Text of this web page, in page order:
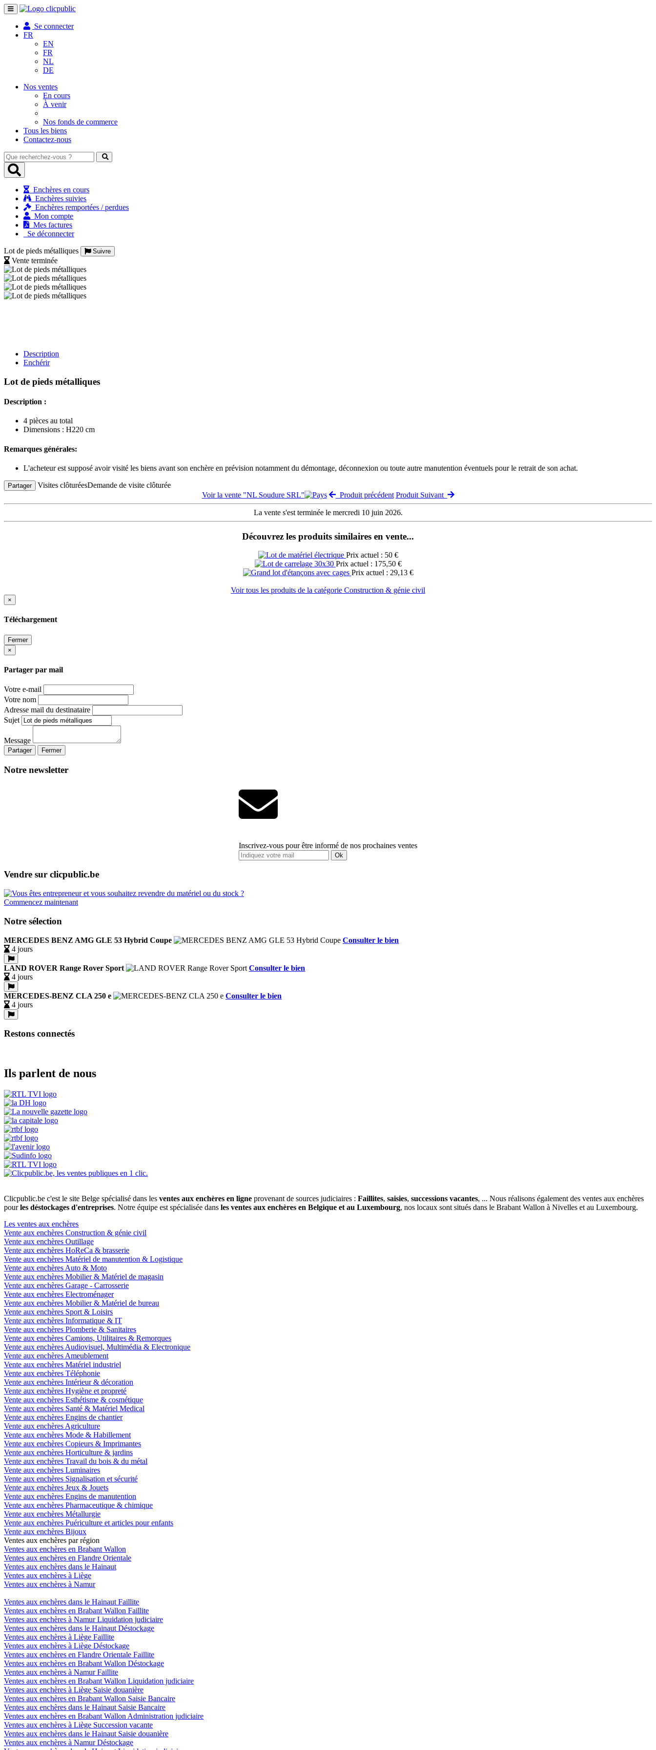
Toggle
navigation
Se connecter
FR
EN
FR
NL
DE
Nos ventes
En cours
À venir
Nos fonds de commerce
Tous les biens
Contactez-nous
Que
recherchez-
vous
Enchères en cours
Enchères suivies
Enchères remportées / perdues
Mon compte
Mes factures
Se déconnecter
Lot de pieds métalliques Suivre
Vente terminée
Description
Enchérir
Lot de pieds métalliques
Description :
4 pièces au total
Dimensions : H220 cm
Remarques générales:
L'acheteur est supposé avoir visité les biens avant son enchère en prévision notamment du démontage, déconnexion ou toute autre manutention éventuels pour le retrait de son achat.
Partager Visites clôturéesDemande de visite clôturée
Voir la vente "NL Soudure SRL"
Produit précédent Produit Suivant
La vente s'est terminée le mercredi 10 juin 2026.
Découvrez les produits similaires en vente...
Prix actuel : 50 €
Prix actuel : 175,50 €
Prix actuel : 29,13 €
Voir tous les produits de la catégorie Construction & génie civil
×
Téléchargement
Fermer
×
Partager par mail
Votre e-mail
Votre nom
Adresse mail du destinataire
Sujet
Message
Partager Fermer
Notre newsletter
Inscrivez-vous pour être informé de nos prochaines ventes
Ok
Vendre sur clicpublic.be
Commencez maintenant
Notre sélection
MERCEDES BENZ AMG GLE 53 Hybrid Coupe
Consulter le bien
4 jours
LAND ROVER Range Rover Sport
Consulter le bien
4 jours
MERCEDES-BENZ CLA 250 e
Consulter le bien
4 jours
Restons connectés
Ils parlent de nous
Clicpublic.be c'est le site Belge spécialisé dans les ventes aux enchères en ligne provenant de sources judiciaires : Faillites, saisies, successions vacantes, ... Nous réalisons également des ventes aux enchères
pourles déstockages d'entreprises. Notre équipe est spécialisée dans les ventes aux enchères en Belgique et au Luxembourg, nos locaux sont situés dans le Brabant Wallon à Nivelles et au Luxembourg.
Les ventes aux enchères
Vente aux enchères Construction & génie civil
Vente aux enchères Outillage
Vente aux enchères HoReCa & brasserie
Vente aux enchères Matériel de manutention & Logistique
Vente aux enchères Auto & Moto
Vente aux enchères Mobilier & Matériel de magasin
Vente aux enchères Garage - Carrosserie
Vente aux enchères Electroménager
Vente aux enchères Mobilier & Matériel de bureau
Vente aux enchères Sport & Loisirs
Vente aux enchères Informatique & IT
Vente aux enchères Plomberie & Sanitaires
Vente aux enchères Camions, Utilitaires & Remorques
Vente aux enchères Audiovisuel, Multimédia & Electronique
Vente aux enchères Ameublement
Vente aux enchères Matériel industriel
Vente aux enchères Téléphonie
Vente aux enchères Intérieur & décoration
Vente aux enchères Hygiène et propreté
Vente aux enchères Esthétisme & cosmétique
Vente aux enchères Santé & Matériel Medical
Vente aux enchères Engins de chantier
Vente aux enchères Agriculture
Vente aux enchères Mode & Habillement
Vente aux enchères Copieurs & Imprimantes
Vente aux enchères Horticulture & jardins
Vente aux enchères Travail du bois & du métal
Vente aux enchères Luminaires
Vente aux enchères Signalisation et sécurité
Vente aux enchères Jeux & Jouets
Vente aux enchères Engins de manutention
Vente aux enchères Pharmaceutique & chimique
Vente aux enchères Métallurgie
Vente aux enchères Puériculture et articles pour enfants
Vente aux enchères Bijoux
Ventes aux enchères par région
Ventes aux enchères en Brabant Wallon
Ventes aux enchères en Flandre Orientale
Ventes aux enchères dans le Hainaut
Ventes aux enchères à Liège
Ventes aux enchères à Namur
Ventes aux enchères dans le Hainaut Faillite
Ventes aux enchères en Brabant Wallon Faillite
Ventes aux enchères à Namur Liquidation judiciaire
Ventes aux enchères dans le Hainaut Déstockage
Ventes aux enchères à Liège Faillite
Ventes aux enchères à Liège Déstockage
Ventes aux enchères en Flandre Orientale Faillite
Ventes aux enchères en Brabant Wallon Déstockage
Ventes aux enchères à Namur Faillite
Ventes aux enchères en Brabant Wallon Liquidation judiciaire
Ventes aux enchères à Liège Saisie douanière
Ventes aux enchères en Brabant Wallon Saisie Bancaire
Ventes aux enchères dans le Hainaut Saisie Bancaire
Ventes aux enchères en Brabant Wallon Administration judiciaire
Ventes aux enchères à Liège Succession vacante
Ventes aux enchères dans le Hainaut Saisie douanière
Ventes aux enchères à Namur Déstockage